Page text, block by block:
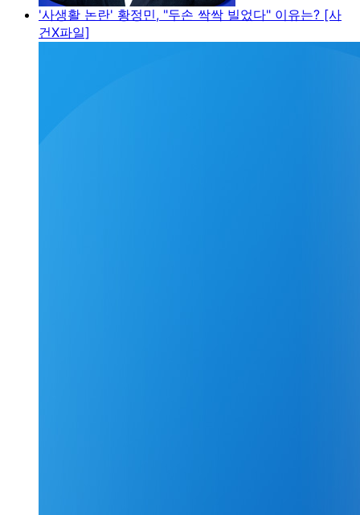
'사생활 논란' 황정민, "두손 싹싹 빌었다" 이유는? [사
건X파일]